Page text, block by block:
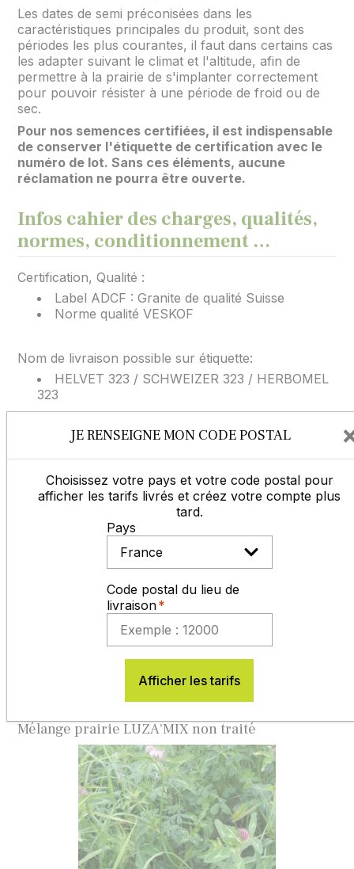
Les dates de semi préconisées dans les
caractéristiques principales du produit, sont des
périodes les plus courantes, il faut dans certains cas
les adapter suivant le climat et l'altitude, afin de
permettre à la prairie de s'implanter correctement
pour pouvoir résister à une période de froid ou de
sec.
Pour nos semences certifiées, il est indispensable
de conserver l'étiquette de certification avec le
numéro de lot. Sans ces éléments, aucune
réclamation ne pourra être ouverte.
Infos cahier des charges, qualités,
normes, conditionnement …
Certification, Qualité :
Label ADCF : Granite de qualité Suisse
Norme qualité VESKOF
Nom de livraison possible sur étiquette:
HELVET 323 / SCHWEIZER 323 / HERBOMEL
323
ACCUEIL, CONSEILS, SAV
du lundi au vendredi
de 8h30 à 12h et de 14h à 17h30
Contactez-nous
Vous aimerez aussi
Mélange prairie LUZA'MIX non traité
JE RENSEIGNE MON CODE POSTAL
Choisissez votre pays et votre code postal pour
afficher les tarifs livrés et créez votre compte plus
tard.
Pays
Code postal du lieu de
livraison
Afficher les tarifs